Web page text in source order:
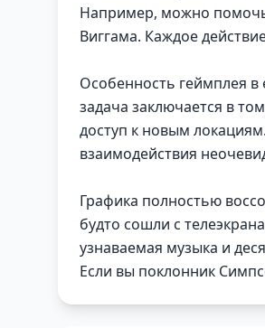
Например, можно помочь
Виггама. Каждое
Особенность геймплея в
задача заключается в
доступ к новым
взаимодействия
Графика полностью
будто сошли с
узнаваемая музыка и
Если вы поклонник